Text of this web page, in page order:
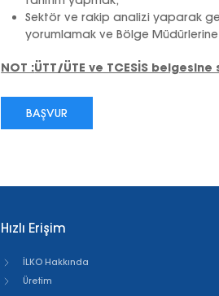
Sektör ve rakip analizi yaparak
yorumlamak ve Bölge
NOT :ÜTT/ÜTE ve TCESİS
BAŞVUR
Hızlı Erişim
İLKO Hakkında
Üretim